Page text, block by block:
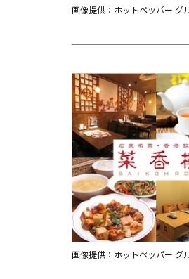
画像提供：ホットペッパー グ
画像提供：ホットペッパー グ